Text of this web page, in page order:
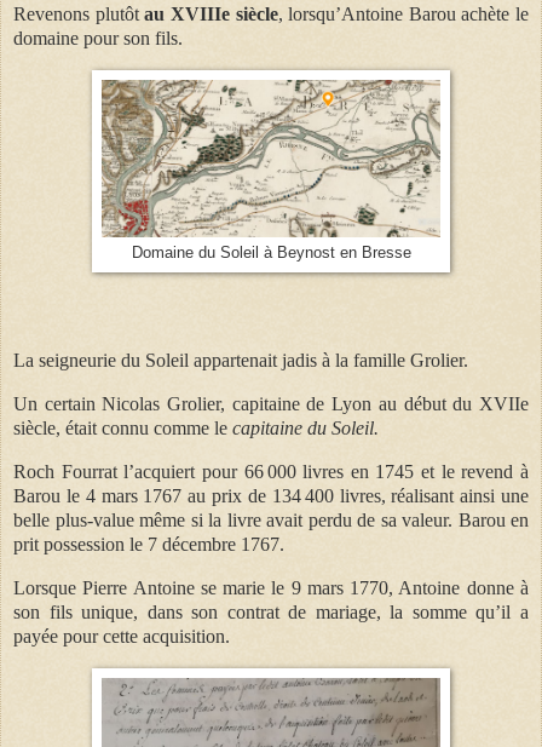
Revenons plutôtau XVIIIe siècle, lorsqu’Antoine Barou achète le
domaine pour son fils.
Domaine du Soleil à Beynost en Bresse
La seigneurie du Soleil appartenait jadis à la famille Grolier.
Un certain Nicolas Grolier, capitaine de Lyon au début du XVIIe
siècle, était connu comme le capitaine du Soleil.
Roch Fourrat l’acquiert pour 66 000 livres en 1745 et le revend à
Barou le 4 mars 1767 au prix de 134 400 livres, réalisant ainsi une
belle plus-value même si la livre avait perdu de sa valeur. Barou en
prit possession le 7 décembre 1767.
Lorsque Pierre Antoine se marie le 9 mars 1770, Antoine donne à
son fils unique, dans son contrat de mariage, la somme qu’il a
payée pour cette acquisition.